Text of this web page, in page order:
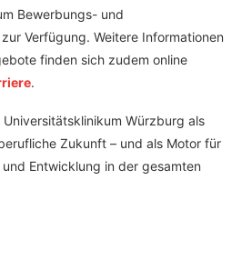
Bewerbungs- und
Verfügung. Weitere Informationen
finden sich zudem online
.
Würzburg als
Zukunft – und als Motor für
Entwicklung in der gesamten